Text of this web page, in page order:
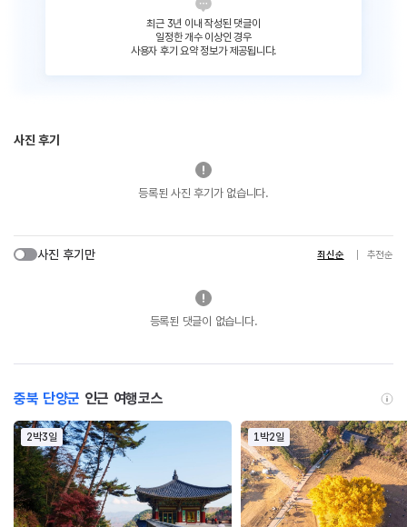
최근 3년 이내 작성된 댓글이
일정한 개수 이상인 경우
사용자 후기 요약 정보가 제공됩니다.
사진 후기
등록된 사진 후기가 없습니다.
사진 후기만 최신순 추천순
등록된 댓글이 없습니다.
충북 단양군 인근 여행코스
2박3일 1박2일